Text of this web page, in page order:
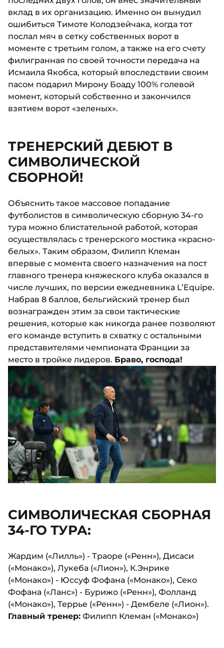
вклад в их организацию. Именно он вынудил
ошибиться Тимоте Колодзейчака, когда тот
послал мяч в сетку собственных ворот в
моменте с третьим голом, а также на его счету
филигранная по своей точности передача на
Исмаила Якобса, который впоследствии своим
пасом подарил Мирону Боаду 100% голевой
момент, который собственно и закончился
взятием ворот «зеленых».
ТРЕНЕРСКИЙ ДЕБЮТ В
СИМВОЛИЧЕСКОЙ
СБОРНОЙ!
Объяснить такое массовое попадание
футболистов в символическую сборную 34-го
тура можно блистательной работой, которая
осуществлялась с тренерского мостика «красно-
белых». Таким образом, Филипп Клеман
впервые с момента своего назначения на пост
главного тренера княжеского клуба оказался в
числе лучших, по версии ежедневника L’Equipe.
Набрав 8 баллов, бельгийский тренер был
вознагражден этим за свои тактические
решения, которые как никогда ранее позволяют
его команде вступить в схватку с остальными
представителями чемпионата Франции за
место в тройке лидеров. Браво, господа!
СИМВОЛИЧЕСКАЯ СБОРНАЯ
34-ГО ТУРА:
Жардим («Лилль») - Траоре («Ренн»), Дисаси
(«Монако»), Лукеба («Лион»), К.Энрике
(«Монако») - Юссуф Фофана («Монако»), Секо
Фофана («Ланс») - Бурижо («Ренн»), Фолланд
(«Монако»), Террье («Ренн») - Дембеле («Лион»).
Главный тренер: Филипп Клеман («Монако»)